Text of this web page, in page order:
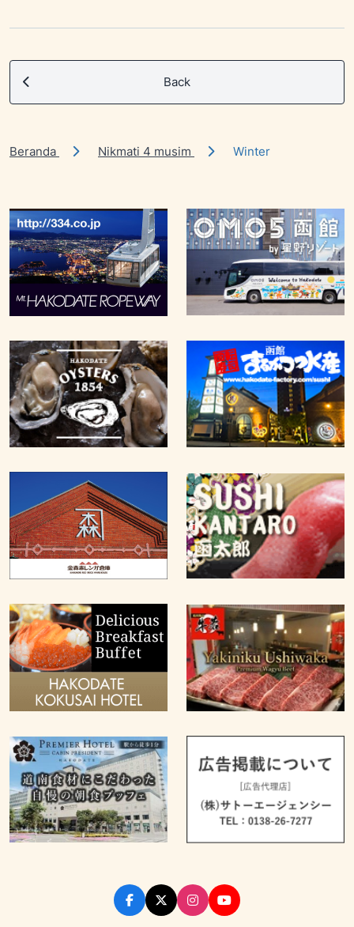
Back
Beranda Nikmati 4 musim Winter